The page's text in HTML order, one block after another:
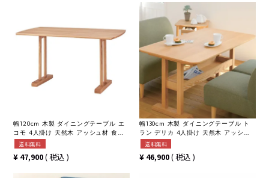
幅120cm 木製 ダイニングテーブル エ
コモ 4人掛け 天然木 アッシュ材 食卓
テーブル 長方形 北欧風 シンプル おし
ゃれ ナチュラル
送料無料
¥ 47,900 税込
幅130cm 木製 ダイニングテーブル ト
ラン デリカ 4人掛け 天然木 アッシュ
材 食卓テーブル 長方形 おしゃれ 北欧
風 シンプル ナチュラル ブラウン
送料無料
¥ 46,900 税込